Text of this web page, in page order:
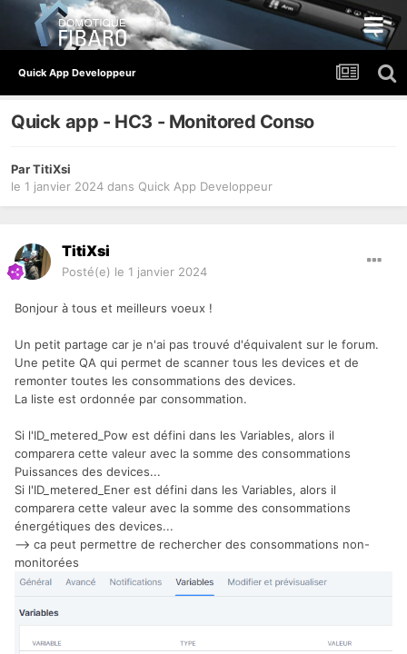
Quick App Developpeur
Quick app - HC3 - Monitored Conso
ParTitiXsi
le 1 janvier 2024 dans Quick App Developpeur
TitiXsi
Posté(e) le 1 janvier 2024
Bonjour à tous et meilleurs voeux !
Un petit partage car je n'ai pas trouvé d'équivalent sur le forum.
Une petite QA qui permet de scanner tous les devices et de
remonter toutes les consommations des devices.
La liste est ordonnée par consommation.
Si l'ID_metered_Pow est défini dans les Variables, alors il
comparera cette valeur avec la somme des consommations
Puissances des devices...
Si l'ID_metered_Ener est défini dans les Variables, alors il
comparera cette valeur avec la somme des consommations
énergétiques des devices...
--> ca peut permettre de rechercher des consommations non-
monitorées